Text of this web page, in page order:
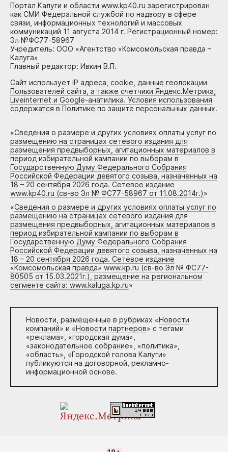
Портал Калуги и области www.kp40.ru зарегистрирован
как СМИ Федеральной службой по надзору в сфере
связи, информационных технологий и массовых
коммуникаций 11 августа 2014 г. Регистрационный номер:
Эл №ФС77-58967
Учредитель: ООО «Агентство «Комсомольская правда –
Калуга»
Главный редактор: Ивкин В.П.
Сайт использует IP адреса, cookie, данные геолокации
Пользователей сайта, а также счетчики Яндекс.Метрика,
Liveinternet и Google-анатилика. Условия использования
содержатся в Политике по защите персональных данных.
«Сведения о размере и других условиях оплаты услуг по
размещению на страницах сетевого издания для
размещения предвыборных, агитационных материалов в
период избирательной кампании по выборам в
Государственную Думу Федерального Собрания
Российской Федерации девятого созыва, назначенных на
18 – 20 сентября 2026 года. Сетевое издание
www.kp40.ru (св-во Эл № ФС77-58967 от 11.08.2014г.)»
«Сведения о размере и других условиях оплаты услуг по
размещению на страницах сетевого издания для
размещения предвыборных, агитационных материалов в
период избирательной кампании по выборам в
Государственную Думу Федерального Собрания
Российской Федерации девятого созыва, назначенных на
18 – 20 сентября 2026 года. Сетевое издание
«Комсомольская правда» www.kp.ru (св-во Эл № ФС77-
80505 от 15.03.2021г.), размещение на региональном
сегменте сайта: www.kaluga.kp.ru»
Новости, размещенные в рубриках «Новости
компаний» и «Новости партнеров» с тегами
«реклама», «городская дума»,
«законодательное собрание», «политика»,
«область», «Городской голова Калуги»
публикуются на договорной, рекламно-
информационной основе.